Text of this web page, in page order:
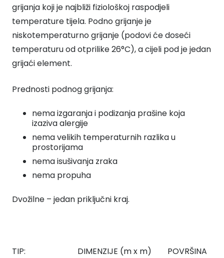
grijanja koji je najbliži fiziološkoj raspodjeli
temperature tijela. Podno grijanje je
niskotemperaturno grijanje (podovi će doseći
temperaturu od otprilike 26°C), a cijeli pod je jedan
grijaći element.
Prednosti podnog grijanja:
nema izgaranja i podizanja prašine koja
izaziva alergije
nema velikih temperaturnih razlika u
prostorijama
nema isušivanja zraka
nema propuha
Dvožilne – jedan priključni kraj.
TIP: DIMENZIJE (m x m) POVRŠINA